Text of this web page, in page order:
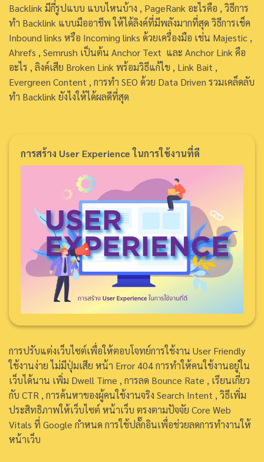
Backlink มีกี่รูปแบบ แบบไหนบ้าง , PageRank อะไรคือ , วิธีการ
ทำ Backlink แบบมืออาชีพ ให้ได้ลิงค์ที่มีพลังมากที่สุด วิธีการเช็ค
Inbound links หรือ Incoming links ด้วยเครื่องมือ เช่น Majestic ,
Ahrefs , Semrush เป็นต้น Anchor Text และ Anchor Link คือ
อะไร , ลิงค์เสีย Broken Link พร้อมวิธีแก้ไข , Link Bait ,
Evergreen Content , การทำ SEO ด้วย Data Driven รวมเคล็ดลับ
ทำ Backlink ยังไงให้ได้ผลดีที่สุด
การสร้าง User Experience ในการใช้งานที่ดี
การปรับแต่งเว็บไซต์เพื่อให้ตอบโจทย์การใช้งาน User Friendly
ใช้งานง่าย ไม่มีปุ่มเสีย หน้า Error 404 การทำให้คนใช้งานอยู่ใน
เว็บได้นาน เพิ่ม Dwell Time , การลด Bounce Rate , เรียนเกี่ยว
กับ CTR , การค้นหาของผู้คนใช้งานจริง Search Intent , วิธีเพิ่ม
ประสิทธิภาพให้เว็บไซต์ หน้าเว็บ ตรงตามปัจจัย Core Web
Vitals ที่ Google กำหนด การใช้ปลั๊กอินเพื่อช่วยลดการทำงานให้
หน้าเว็บ